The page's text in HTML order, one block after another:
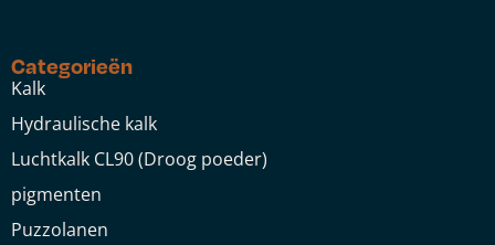
Categorieën
Kalk
Hydraulische kalk
Luchtkalk CL90 (Droog poeder)
pigmenten
Puzzolanen